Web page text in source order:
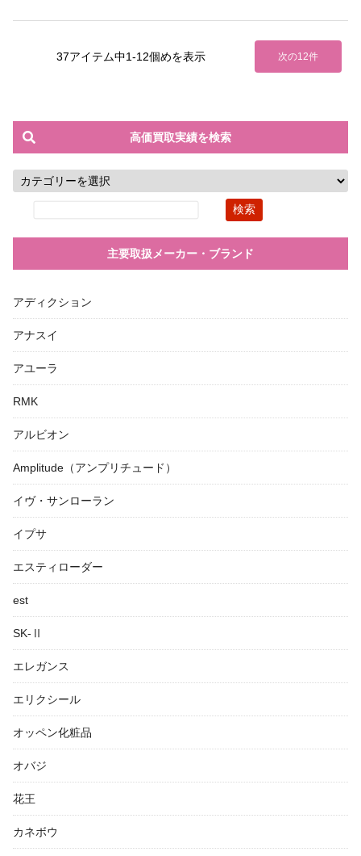
37アイテム中1-12個めを表示 次の12件
高価買取実績を検索
主要取扱メーカー・ブランド
アディクション
アナスイ
アユーラ
RMK
アルビオン
Amplitude（アンプリチュード）
イヴ・サンローラン
イプサ
エスティローダー
est
SK-Ⅱ
エレガンス
エリクシール
オッペン化粧品
オバジ
花王
カネボウ